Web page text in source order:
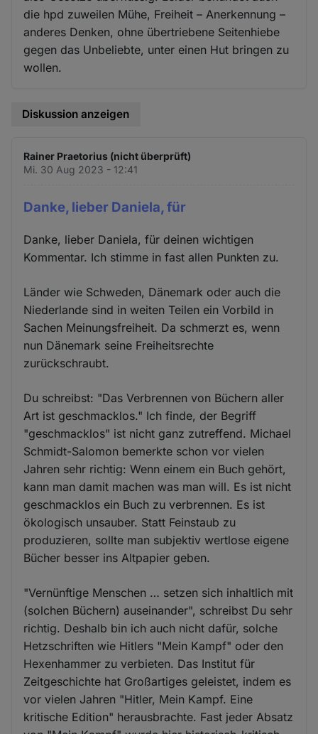
die hpd zuweilen Mühe, Freiheit – Anerkennung –
anderes Denken, ohne übertriebene Seitenhiebe
gegen das Unbeliebte, unter einen Hut bringen zu
wollen.
Diskussion anzeigen
Rainer Praetorius (nicht überprüft)
Mi. 30 Aug 2023 - 12:41
Danke, lieber Daniela, für
Danke, lieber Daniela, für deinen wichtigen
Kommentar. Ich stimme in fast allen Punkten zu.
Länder wie Schweden, Dänemark oder auch die
Niederlande sind in weiten Teilen ein Vorbild in
Sachen Meinungsfreiheit. Da schmerzt es, wenn
nun Dänemark seine Freiheitsrechte
zurückschraubt.
Du schreibst: "Das Verbrennen von Büchern aller
Art ist geschmacklos." Ich finde, der Begriff
"geschmacklos" ist nicht ganz zutreffend. Michael
Schmidt-Salomon bemerkte schon vor vielen
Jahren sehr richtig: Wenn einem ein Buch gehört,
kann man damit machen was man will. Es ist nicht
geschmacklos ein Buch zu verbrennen. Es ist
ökologisch unsauber. Statt Feinstaub zu
produzieren, sollte man subjektiv wertlose eigene
Bücher besser ins Altpapier geben.
"Vernünftige Menschen … setzen sich inhaltlich mit
(solchen Büchern) auseinander", schreibst Du sehr
richtig. Deshalb bin ich auch nicht dafür, solche
Hetzschriften wie Hitlers "Mein Kampf" oder den
Hexenhammer zu verbieten. Das Institut für
Zeitgeschichte hat Großartiges geleistet, indem es
vor vielen Jahren "Hitler, Mein Kampf. Eine
kritische Edition" herausbrachte. Fast jeder Absatz